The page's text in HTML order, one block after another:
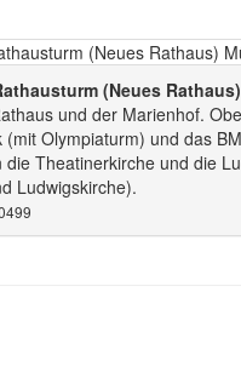
(Neues Rathaus)
und der Marienhof.
(mit Olympiaturm) und das
die Theatinerkirche und die
Ludwigskirche).